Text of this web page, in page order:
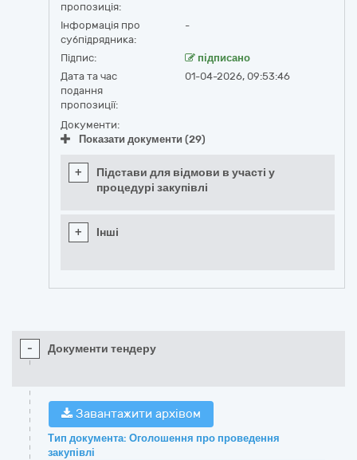
пропозиція:
Інформація про
субпідрядника:
-
Підпис:
підписано
Дата та час
подання
пропозиції:
01-04-2026, 09:53:46
Документи:
Показати документи (29)
+
Підстави для відмови в участі у
процедурі закупівлі
+ Інші
- Документи тендеру
Завантажити архівом
Тип документа: Оголошення про проведення
закупівлі